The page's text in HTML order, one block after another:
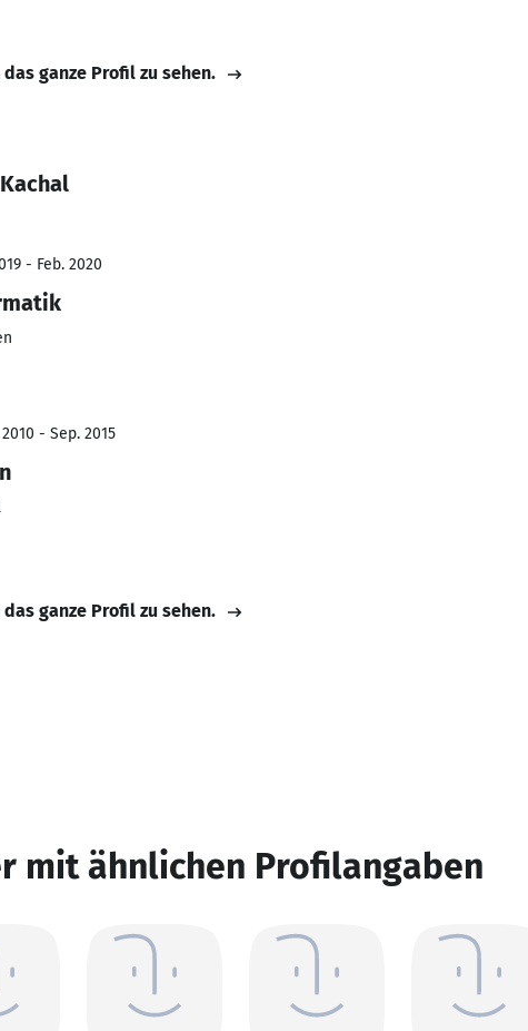
ganze Profil zu sehen.
- Feb. 2020
- Sep. 2015
ganze Profil zu sehen.
mit ähnlichen Profilangaben